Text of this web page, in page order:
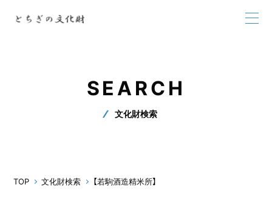
SEARCH
文化財検索
TOP 文化財検索 【若駒酒造精米所】